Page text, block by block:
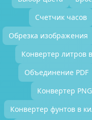
Счетчик часов
Обрезка изображения
Конвертер литров
Объединение PDF
Конвертер PNG
Конвертер фунтов в